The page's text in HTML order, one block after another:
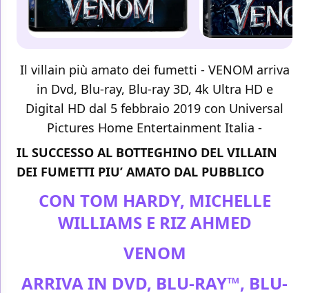
Il villain più amato dei fumetti - VENOM arriva
in Dvd, Blu-ray, Blu-ray 3D, 4k Ultra HD e
Digital HD dal 5 febbraio 2019 con Universal
Pictures Home Entertainment Italia -
IL SUCCESSO AL BOTTEGHINO DEL VILLAIN
DEI FUMETTI PIU’ AMATO DAL PUBBLICO
CON TOM HARDY, MICHELLE
WILLIAMS E RIZ AHMED
VENOM
ARRIVA IN DVD, BLU-RAY™, BLU-